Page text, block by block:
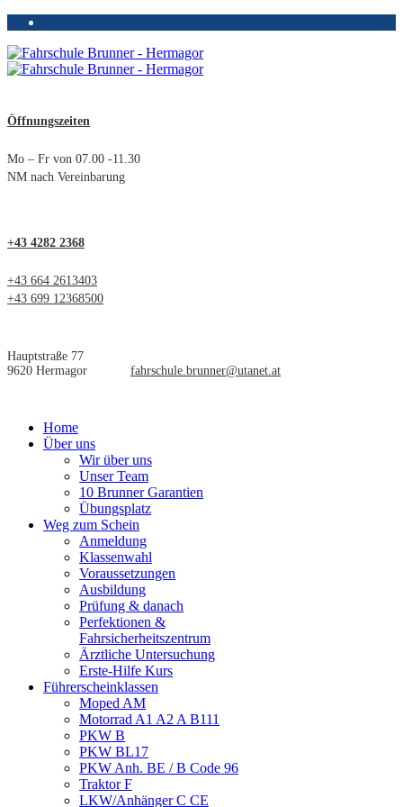
Öffnungszeiten
Mo – Fr von 07.00 -11.30
NM nach Vereinbarung
+43 4282 2368
+43 664 2613403
+43 699 12368500
Hauptstraße 77
9620 Hermagor fahrschule.brunner@utanet.at
Home
Über uns
Wir über uns
Unser Team
10 Brunner Garantien
Übungsplatz
Weg zum Schein
Anmeldung
Klassenwahl
Voraussetzungen
Ausbildung
Prüfung & danach
Perfektionen &
Fahrsicherheitszentrum
Ärztliche Untersuchung
Erste-Hilfe Kurs
Führerscheinklassen
Moped AM
Motorrad A1 A2 A B111
PKW B
PKW BL17
PKW Anh. BE / B Code 96
Traktor F
LKW/Anhänger C CE